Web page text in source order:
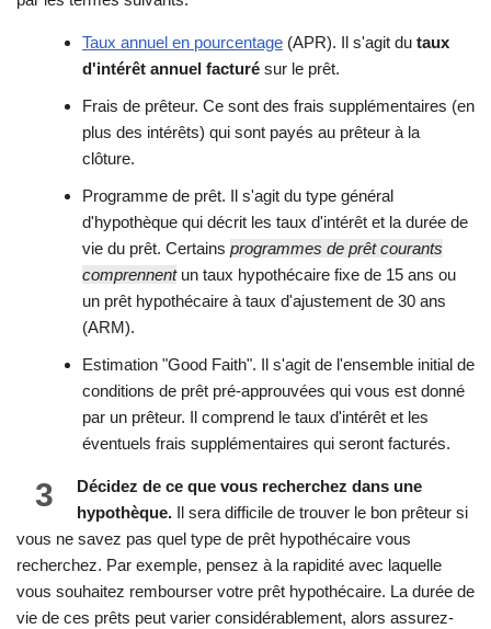
Taux annuel en pourcentage (APR). Il s'agit du taux
d'intérêt annuel facturé sur le prêt.
Frais de prêteur. Ce sont des frais supplémentaires (en
plus des intérêts) qui sont payés au prêteur à la
clôture.
Programme de prêt. Il s'agit du type général
d'hypothèque qui décrit les taux d'intérêt et la durée de
vie du prêt. Certains programmes de prêt courants
comprennentun taux hypothécaire fixe de 15 ans ou
un prêt hypothécaire à taux d'ajustement de 30 ans
(ARM).
Estimation "Good Faith". Il s'agit de l'ensemble initial de
conditions de prêt pré-approuvées qui vous est donné
par un prêteur. Il comprend le taux d'intérêt et les
éventuels frais supplémentaires qui seront facturés.
3
Décidez de ce que vous recherchez dans une
hypothèque. Il sera difficile de trouver le bon prêteur si
vous ne savez pas quel type de prêt hypothécaire vous
recherchez. Par exemple, pensez à la rapidité avec laquelle
vous souhaitez rembourser votre prêt hypothécaire. La durée de
vie de ces prêts peut varier considérablement, alors assurez-